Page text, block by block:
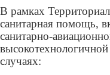
В рамках
санитарная помощь,
санитарно-
случаях: